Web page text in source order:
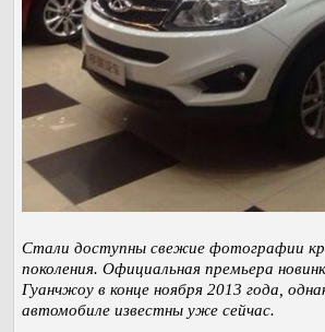
Стали доступны свежие фотографии
поколения. Официальная премьера
Гуанчжоу в конце ноября 2013 года,
автомобиле известны уже сейчас.